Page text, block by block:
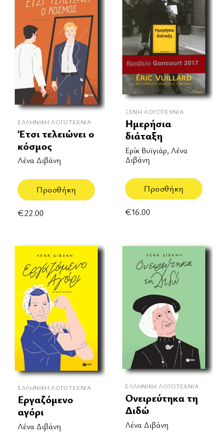
ΕΛΛΗΝΙΚΉ ΛΟΓΟΤΕΧΝΊΑ
Έτσι τελειώνει ο
κόσμος
Λένα Διβάνη
Προσθήκη
€22.00
ΞΈΝΗ ΛΟΓΟΤΕΧΝΊΑ
Ημερήσια
διάταξη
Ερίκ Βυϊγιάρ, Λένα
Διβάνη
Προσθήκη
€16.00
ΕΛΛΗΝΙΚΉ ΛΟΓΟΤΕΧΝΊΑ
Εργαζόμενο
αγόρι
Λένα Διβάνη
ΕΛΛΗΝΙΚΉ ΛΟΓΟΤΕΧΝΊΑ
Ονειρεύτηκα τη
Διδώ
Λένα Διβάνη